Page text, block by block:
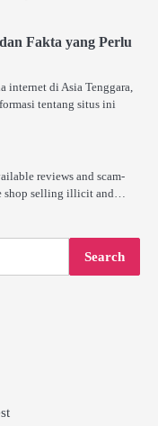
Fakta yang Perlu
internet di Asia Tenggara,
tentang situs ini
reviews and scam-
shop selling illicit and…
Search